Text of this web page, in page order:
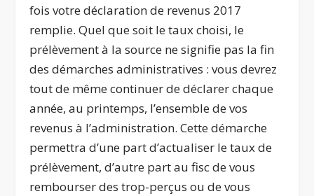
fois votre déclaration de revenus 2017
remplie. Quel que soit le taux choisi, le
prélèvement à la source ne signifie pas la fin
des démarches administratives : vous devrez
tout de même continuer de déclarer chaque
année, au printemps, l’ensemble de vos
revenus à l’administration. Cette démarche
permettra d’une part d’actualiser le taux de
prélèvement, d’autre part au fisc de vous
rembourser des trop-perçus ou de vous